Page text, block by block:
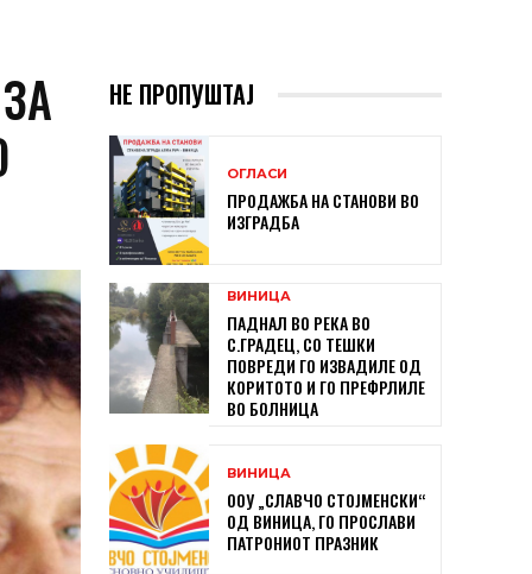
НЕ ПРОПУШТАЈ
ОГЛАСИ
ПРОДАЖБА НА СТАНОВИ ВО
ИЗГРАДБА
ВИНИЦА
ПАДНАЛ ВО РЕКА ВО
С.ГРАДЕЦ, СО ТЕШКИ
ПОВРЕДИ ГО ИЗВАДИЛЕ ОД
КОРИТОТО И ГО ПРЕФРЛИЛЕ
ВО БОЛНИЦА
ВИНИЦА
ООУ „СЛАВЧО СТОЈМЕНСКИ“
ОД ВИНИЦА, ГО ПРОСЛАВИ
ПАТРОНИОТ ПРАЗНИК